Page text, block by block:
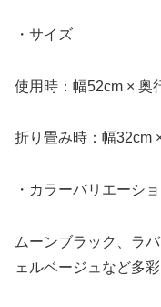
・サイズ
使用時：幅52cm × 奥
折り畳み時：幅32cm
・カラーバリエーシ
ムーンブラック、ラ
ェルベージュなど多彩